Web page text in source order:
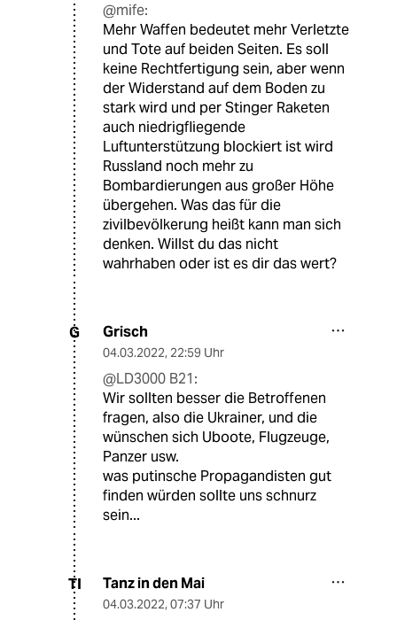
@mife:
Mehr Waffen bedeutet mehr Verletzte
und Tote auf beiden Seiten. Es soll
keine Rechtfertigung sein, aber wenn
der Widerstand auf dem Boden zu
stark wird und per Stinger Raketen
auch niedrigfliegende
Luftunterstützung blockiert ist wird
Russland noch mehr zu
Bombardierungen aus großer Höhe
übergehen. Was das für die
zivilbevölkerung heißt kann man sich
denken. Willst du das nicht
wahrhaben oder ist es dir das wert?
G Grisch
04.03.2022, 22:59 Uhr
@LD3000 B21:
Wir sollten besser die Betroffenen
fragen, also die Ukrainer, und die
wünschen sich Uboote, Flugzeuge,
Panzer usw.
was putinsche Propagandisten gut
finden würden sollte uns schnurz
sein...
TI Tanz in den Mai
04.03.2022, 07:37 Uhr